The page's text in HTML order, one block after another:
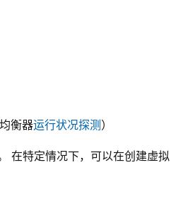
衡器运行状况探测）
在特定情况下，可以在创建虚拟